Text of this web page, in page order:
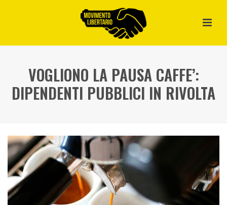
VOGLIONO LA PAUSA CAFFE’:
DIPENDENTI PUBBLICI IN RIVOLTA